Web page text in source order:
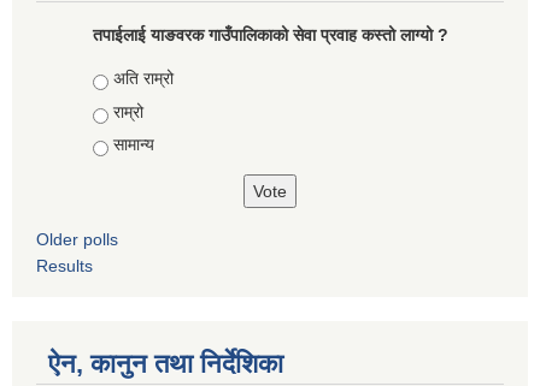
तपाईलाई याङवरक गाउँपालिकाको सेवा प्रवाह कस्तो लाग्यो ?
Choices
अति राम्रो
राम्रो
सामान्य
Older polls
Results
ऐन, कानुन तथा निर्देशिका